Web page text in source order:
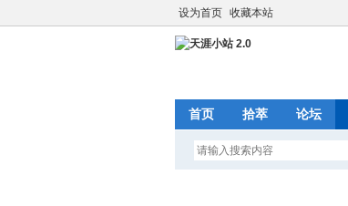
设为首页 收藏本站
首页 拾萃 论坛